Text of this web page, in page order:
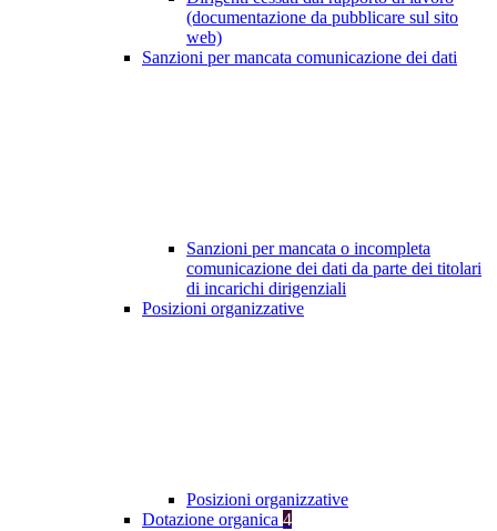
(documentazione da pubblicare sul sito
web)
Sanzioni per mancata comunicazione dei dati
Sanzioni per mancata o incompleta
comunicazione dei dati da parte dei titolari
di incarichi dirigenziali
Posizioni organizzative
Posizioni organizzative
Dotazione organica 4